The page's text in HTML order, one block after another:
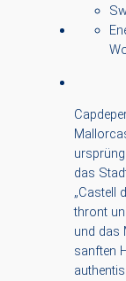
das
„Castell
thront
und das
sanften